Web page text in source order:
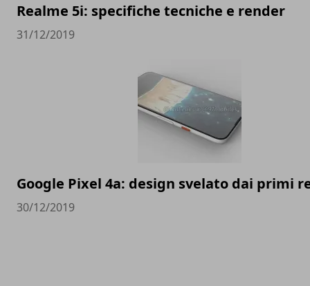
Realme 5i: specifiche tecniche e render
31/12/2019
Google Pixel 4a: design svelato dai primi
30/12/2019